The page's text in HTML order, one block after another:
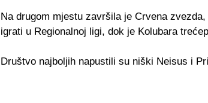
Na drugom mjestu završila je Crvena
igrati u Regionalnoj ligi, dok je Kolubara
Društvo najboljih napustili su niški Neisus i